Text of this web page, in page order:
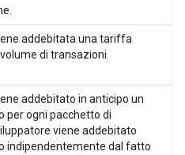
addebitata una tariffa
di transazioni.
addebitato in anticipo un
per ogni pacchetto di
viene addebitato
indipendentemente dal fatto